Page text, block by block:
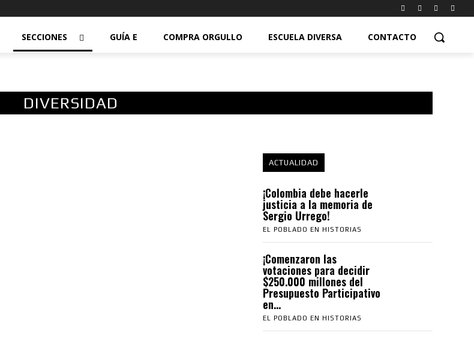
SECCIONES GUÍA E COMPRA ORGULLO ESCUELA DIVERSA CONTACTO
DIVERSIDAD
ACTUALIDAD
¡Colombia debe hacerle
justicia a la memoria de
Sergio Urrego!
EL POBLADO EN HISTORIAS
¡Comenzaron las
votaciones para decidir
$250.000 millones del
Presupuesto Participativo
en...
EL POBLADO EN HISTORIAS